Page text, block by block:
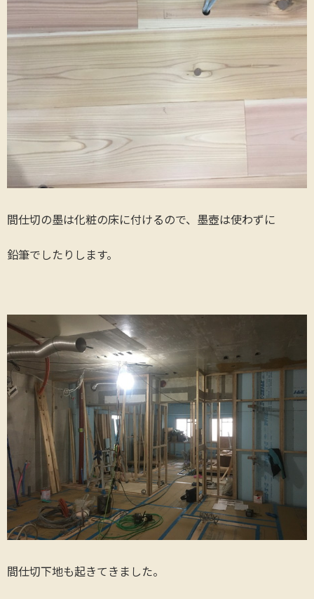
間仕切の墨は化粧の床に付けるので、墨壺は使わずに
鉛筆でしたりします。
間仕切下地も起きてきました。